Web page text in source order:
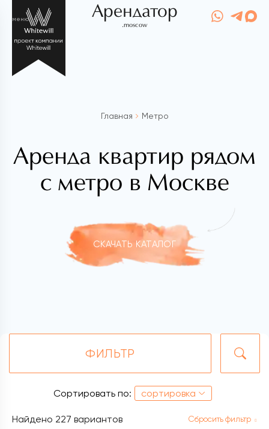
меню Арендатор
.moscow
Главная Метро
Аренда квартир рядом
с метро в Москве
СКАЧАТЬ КАТАЛОГ
ФИЛЬТР
Найдено 227 вариантов Сбросить фильтр
Сортировать по: сортировка